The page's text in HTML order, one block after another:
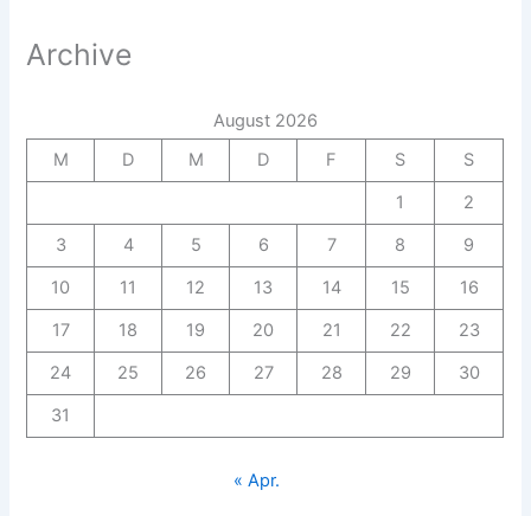
Archive
August 2026
M
D M D F S
S
1
2
3
4 5 6 7 8
9
10
11 12 13 14 15
16
17
18 19 20 21 22
23
24
25 26 27 28 29
30
31
« Apr.